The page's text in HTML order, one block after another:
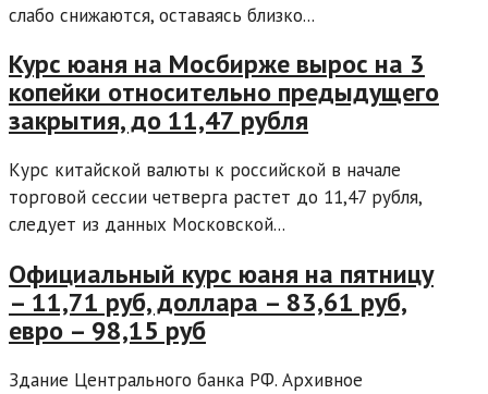
слабо снижаются, оставаясь близко...
Курс юаня на Мосбирже вырос на 3
копейки относительно предыдущего
закрытия, до 11,47 рубля
Курс китайской валюты к российской в начале
торговой сессии четверга растет до 11,47 рубля,
следует из данных Московской...
Официальный курс юаня на пятницу
– 11,71 руб, доллара – 83,61 руб,
евро – 98,15 руб
Здание Центрального банка РФ. Архивное